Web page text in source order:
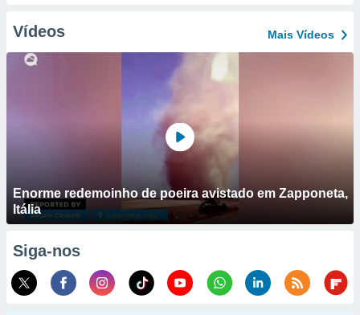
Vídeos Mais Vídeos
Enorme redemoinho de poeira avistado em Zapponeta,
Itália
Siga-nos